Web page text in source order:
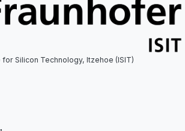
Silicon Technology, Itzehoe (ISIT)